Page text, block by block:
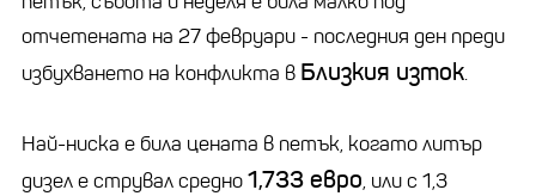
отчетената на 27 февруари - последния ден преди
избухването на конфликта в Близкия изток.
Най-ниска е била цената в петък, когато литър
дизел е струвал средно1,733 евро, или с 1,3